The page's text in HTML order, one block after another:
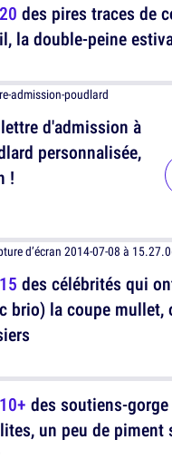
des pires traces de
la double-peine
d'admission à
personnalisée,
!
des célébrités qui
brio) la coupe mullet,
des soutiens-
un peu de piment